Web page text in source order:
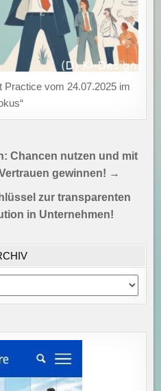
Practice vom 24.07.2025 im
Chancen nutzen und mit
gewinnen! →
zur transparenten
in Unternehmen!